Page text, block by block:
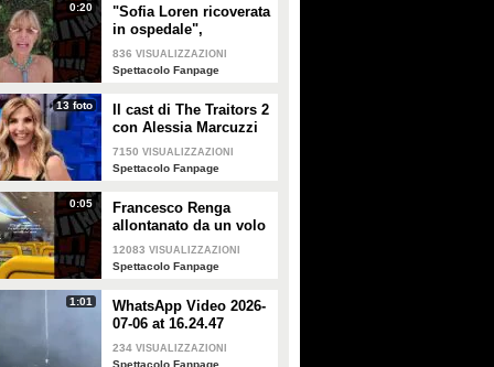
0:20
"Sofia Loren ricoverata
in ospedale",
Alessandra Mussolini
smentisce: "È serena e
836 VISUALIZZAZIONI
Spettacolo Fanpage
13 foto
Il cast di The Traitors 2
con Alessia Marcuzzi
7150 VISUALIZZAZIONI
Spettacolo Fanpage
0:05
Francesco Renga
allontanato da un volo
Ryanair dopo una
discussione con gli
12083 VISUALIZZAZIONI
Spettacolo Fanpage
1:01
WhatsApp Video 2026-
07-06 at 16.24.47
234 VISUALIZZAZIONI
Spettacolo Fanpage